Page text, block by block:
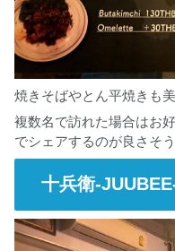
焼きそばやとん平焼きも
複数名で訪れた場合はお
でシェアするのが良さそう
十兵衛-